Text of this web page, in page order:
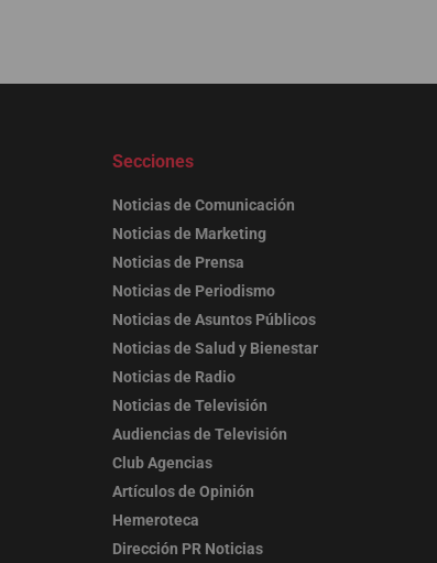
Secciones
Noticias de Comunicación
Noticias de Marketing
Noticias de Prensa
Noticias de Periodismo
Noticias de Asuntos Públicos
Noticias de Salud y Bienestar
Noticias de Radio
Noticias de Televisión
Audiencias de Televisión
Club Agencias
Artículos de Opinión
Hemeroteca
Dirección PR Noticias